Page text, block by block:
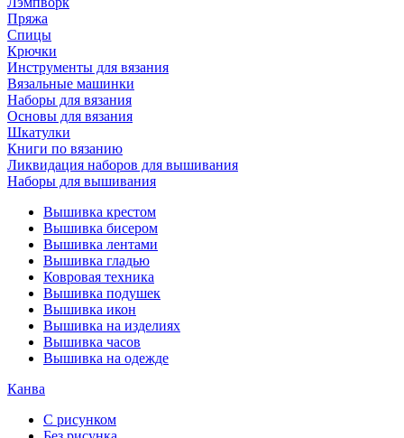
Пряжа
Спицы
Крючки
Инструменты для вязания
Вязальные машинки
Наборы для вязания
Основы для вязания
Шкатулки
Книги по вязанию
Ликвидация наборов для вышивания
Наборы для вышивания
Вышивка крестом
Вышивка бисером
Вышивка лентами
Вышивка гладью
Ковровая техника
Вышивка подушек
Вышивка икон
Вышивка на изделиях
Вышивка часов
Вышивка на одежде
Канва
С рисунком